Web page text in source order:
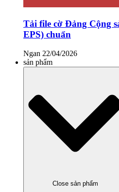
Tải file cờ Đảng Cộng
EPS) chuẩn
Ngan 22/04/2026
sản phẩm
Close sản phẩm